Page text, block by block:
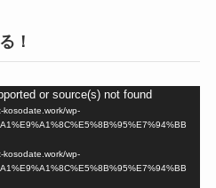
！
or source(s) not found
kosodate.work/wp-
kosodate.work/wp-